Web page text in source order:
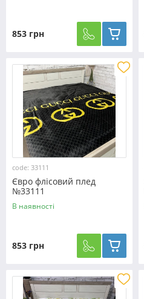
853 грн
code: 33111
Євро флісовий плед
№33111
В наявності
853 грн